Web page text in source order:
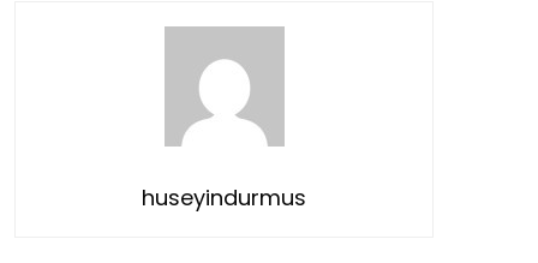
huseyindurmus